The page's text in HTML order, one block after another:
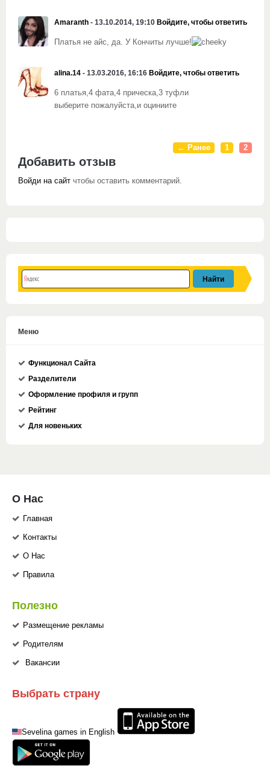
Amaranth - 13.10.2014, 19:10 Войдите, чтобы ответить
Платья не айс, да. У Кончиты лучше!
alina.14 - 13.03.2016, 16:16 Войдите, чтобы ответить
6 платья,4 фата,4 прическа,3 туфли
выберите пожалуйста,и оциниите
← Ранее 1 2
Добавить отзыв
Войди на сайт чтобы оставить комментарий.
Меню
Функционал Сайта
Разделители
Оформление профиля и групп
Рейтинг
Для новеньких
О Нас
Главная
Контакты
О Нас
Правила
Полезно
Размещение рекламы
Родителям
Вакансии
Выбрать страну
Sevelina games in English